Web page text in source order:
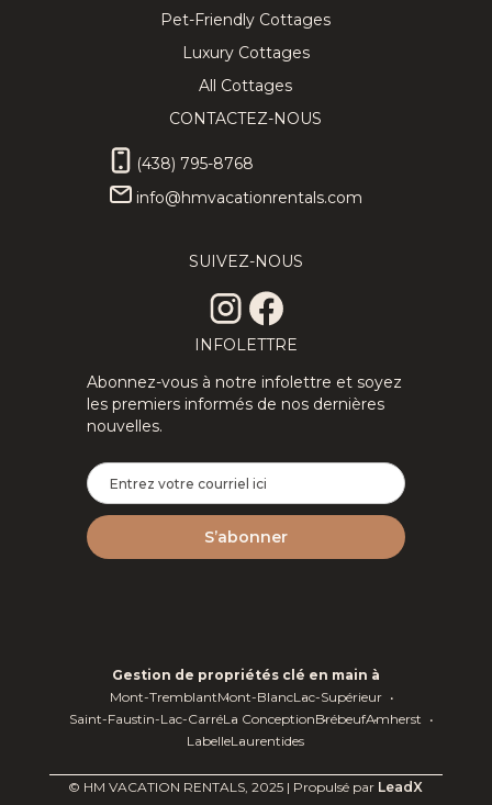
Pet-Friendly Cottages
Luxury Cottages
All Cottages
CONTACTEZ-NOUS
(438) 795-8768
info@hmvacationrentals.com
SUIVEZ-NOUS
INFOLETTRE
Abonnez-vous à notre infolettre et soyez
les premiers informés de nos dernières
nouvelles.
Gestion de propriétés clé en main à
Mont-TremblantMont-BlancLac-Supérieur
Saint-Faustin-Lac-CarréLa ConceptionBrébeufAmherst
LabelleLaurentides
© HM VACATION RENTALS, 2025 | Propulsé par LeadX